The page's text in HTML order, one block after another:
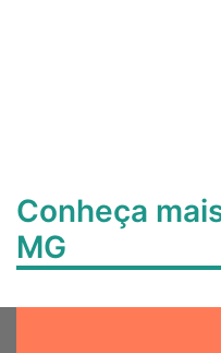
Conheça
MG